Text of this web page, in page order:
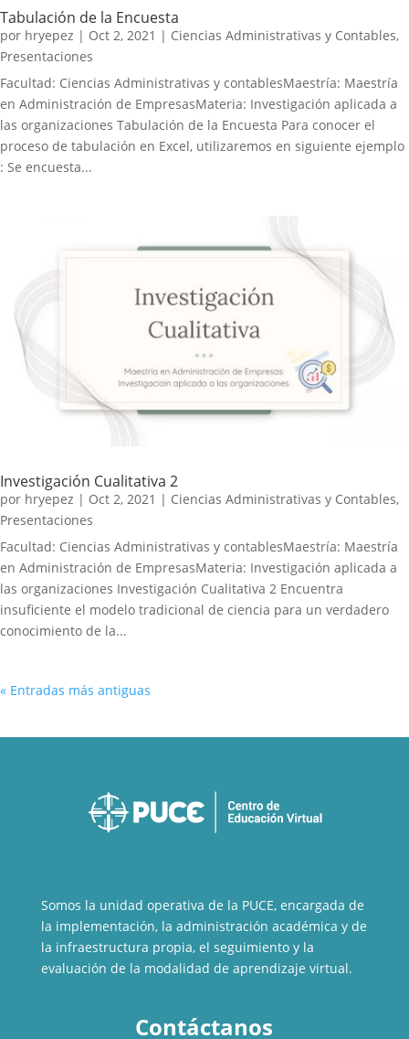
Tabulación de la Encuesta
por hryepez | Oct 2, 2021 | Ciencias Administrativas y Contables,
Presentaciones
Facultad: Ciencias Administrativas y contablesMaestría: Maestría
en Administración de EmpresasMateria: Investigación aplicada a
las organizaciones Tabulación de la Encuesta Para conocer el
proceso de tabulación en Excel, utilizaremos en siguiente ejemplo
: Se encuesta...
Investigación Cualitativa 2
por hryepez | Oct 2, 2021 | Ciencias Administrativas y Contables,
Presentaciones
Facultad: Ciencias Administrativas y contablesMaestría: Maestría
en Administración de EmpresasMateria: Investigación aplicada a
las organizaciones Investigación Cualitativa 2 Encuentra
insuficiente el modelo tradicional de ciencia para un verdadero
conocimiento de la...
« Entradas más antiguas
Somos la unidad operativa de la PUCE, encargada de
la implementación, la administración académica y de
la infraestructura propia, el seguimiento y la
evaluación de la modalidad de aprendizaje virtual.
Contáctanos